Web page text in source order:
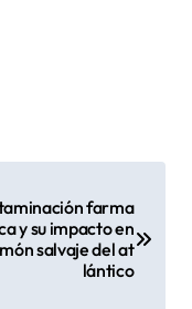
farma
y su impacto en
salvaje del at
lántico